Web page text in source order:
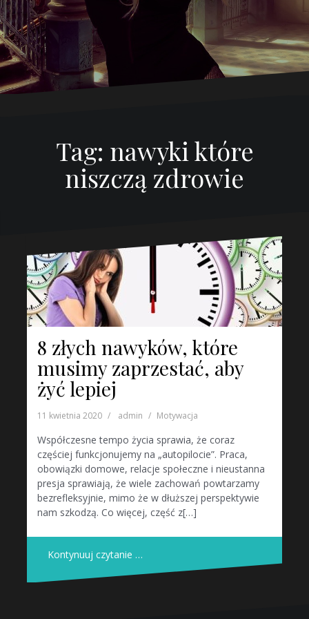
Tag: nawyki które
niszczą zdrowie
8 złych nawyków, które
musimy zaprzestać, aby
żyć lepiej
11 kwietnia 2020 admin Motywacja
Współczesne tempo życia sprawia, że coraz
częściej funkcjonujemy na „autopilocie”. Praca,
obowiązki domowe, relacje społeczne i nieustanna
presja sprawiają, że wiele zachowań powtarzamy
bezrefleksyjnie, mimo że w dłuższej perspektywie
nam szkodzą. Co więcej, część z[…]
Kontynuuj czytanie …